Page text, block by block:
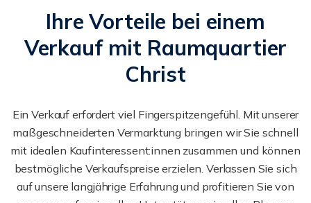
Ihre Vorteile bei einem
Verkauf mit Raumquartier
Christ
Ein Verkauf erfordert viel Fingerspitzengefühl. Mit unserer
maßgeschneiderten Vermarktung bringen wir Sie schnell
mit idealen Kaufinteressent:innen zusammen und können
bestmögliche Verkaufspreise erzielen. Verlassen Sie sich
auf unsere langjährige Erfahrung und profitieren Sie von